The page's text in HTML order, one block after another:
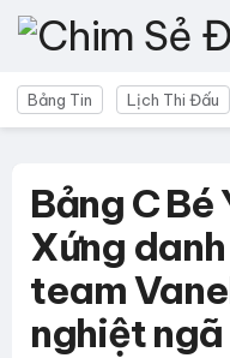
Bảng Tin Lịch Thi Đấu
Bảng C
Xứng
team
nghiệt ngã